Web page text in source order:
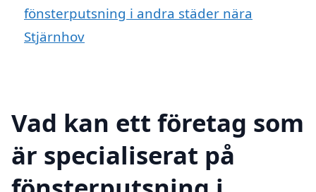
fönsterputsning i andra städer nära
Stjärnhov
Vad kan ett företag som
är specialiserat på